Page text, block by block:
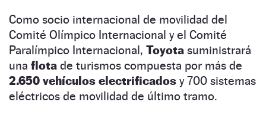
Como socio internacional de movilidad del
Comité Olímpico Internacional y el Comité
Paralímpico Internacional, Toyota suministrará
una flota de turismos compuesta por más de
2.650 vehículos electrificados y 700 sistemas
eléctricos de movilidad de último tramo.